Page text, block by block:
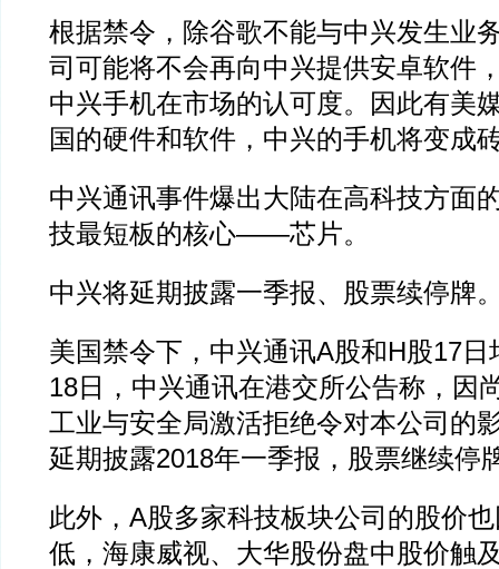
根据禁令，除谷歌不能与中兴发生业
司可能将不会再向中兴提供安卓软件
中兴手机在市场的认可度。因此有美
国的硬件和软件，中兴的手机将变成
中兴通讯事件爆出大陆在高科技方面
技最短板的核心——芯片。
中兴将延期披露一季报、股票续停牌
美国禁令下，中兴通讯A股和H股17
18日，中兴通讯在港交所公告称，因
工业与安全局激活拒绝令对本公司的
延期披露2018年一季报，股票继续停
此外，A股多家科技板块公司的股价
低，海康威视、大华股份盘中股价触